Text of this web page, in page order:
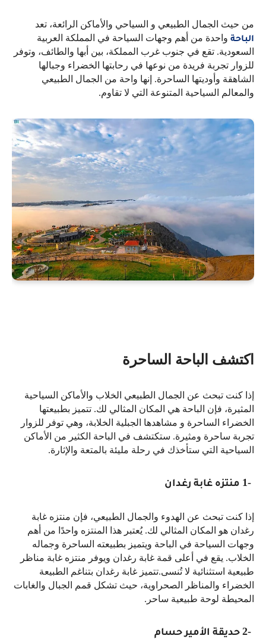
من حيث الجمال الطبيعي و السياحي والأماكن الرائعة، تعد
الباحة واحدة من أهم وجهات السياحة في المملكة العربية
السعودية. تقع في جنوب غرب المملكة، بين أبها والطائف، وتوفر
للزوار تجربة فريدة من نوعها في رحابتها الخضراء وجبالها
الشاهقة وأوديتها الساحرة. إنها واحة من الجمال الطبيعي
والمعالم السياحية المتنوعة التي لا تقاوم.
اكتشف الباحة الساحرة
إذا كنت تبحث عن الجمال الطبيعي الخلاب والأماكن السياحية
المثيرة، فإن الباحة هي المكان المثالي لك. تتميز بطبيعتها
الخضراء الساحرة و مشاهدها الجبلية الخلابة، وهي توفر للزوار
تجربة ساحرة ومثيرة. ستكتشف في الباحة الكثير من الأماكن
السياحية التي ستأخذك في رحلة مليئة بالمتعة والإثارة.
1- منتزه غابة رغدان
إذا كنت تبحث عن الهدوء والجمال الطبيعي، فإن منتزه غابة
رغدان هو المكان المثالي لك. يُعتبر هذا المنتزه واحدًا من أهم
وجهات السياحة في الباحة ويتميز بطبيعته الساحرة وجماله
الخلاب. يقع في أعلى قمة غابة رغدان ويوفر منتزه غابة مناظر
طبيعية استثنائية لا تُنسى.تتميز غابة رغدان بتناغم الطبيعة
الخضراء والمناظر الصحراوية، حيث تشكل قمم الجبال والغابات
المحيطة لوحة طبيعية ساحر .
2- حديقة الأمير حسام